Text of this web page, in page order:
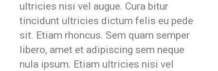
ultricies nisi vel augue. Cura bitur
tincidunt ultricies dictum felis eu pede
sit. Etiam rhoncus. Sem quam semper
libero, amet et adipiscing sem neque
nula ipsum. Etiam ultricies nisi vel